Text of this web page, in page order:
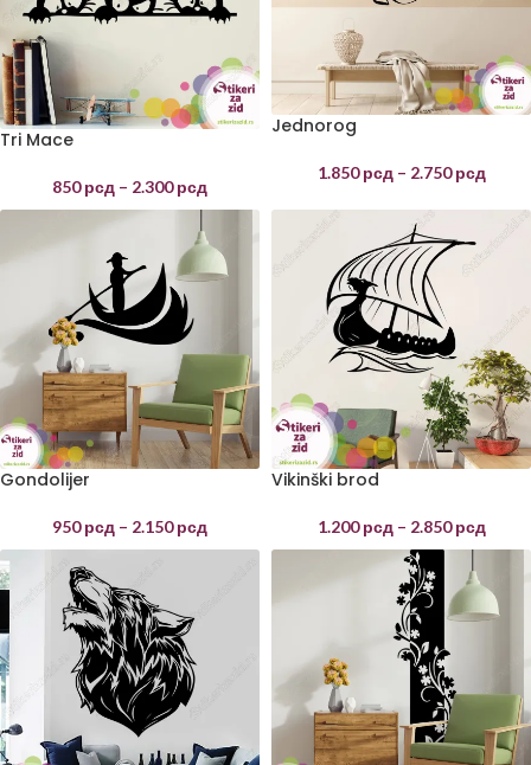
Tri Mace
850рсд – 2.300рсд
Jednorog
1.850рсд – 2.750рсд
Gondolijer
950рсд – 2.150рсд
Vikinški brod
1.200рсд – 2.850рсд